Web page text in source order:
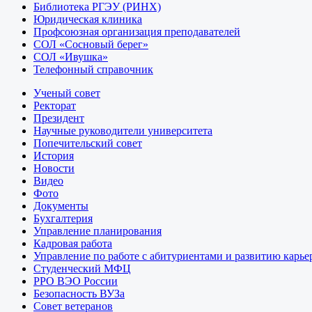
Библиотека РГЭУ (РИНХ)
Юридическая клиника
Профсоюзная организация преподавателей
СОЛ «Сосновый берег»
СОЛ «Ивушка»
Телефонный справочник
Ученый совет
Ректорат
Президент
Научные руководители университета
Попечительский совет
История
Новости
Видео
Фото
Документы
Бухгалтерия
Управление планирования
Кадровая работа
Управление по работе с абитуриентами и развитию
Студенческий МФЦ
РРО ВЭО России
Безопасность ВУЗа
Совет ветеранов